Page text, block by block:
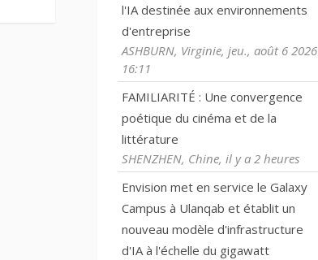
l'IA destinée aux environnements
d'entreprise
ASHBURN, Virginie, jeu., août 6 2026
16:11
FAMILIARITÉ : Une convergence
poétique du cinéma et de la
littérature
SHENZHEN, Chine, il y a 2 heures
Envision met en service le Galaxy
Campus à Ulanqab et établit un
nouveau modèle d'infrastructure
d'IA à l'échelle du gigawatt